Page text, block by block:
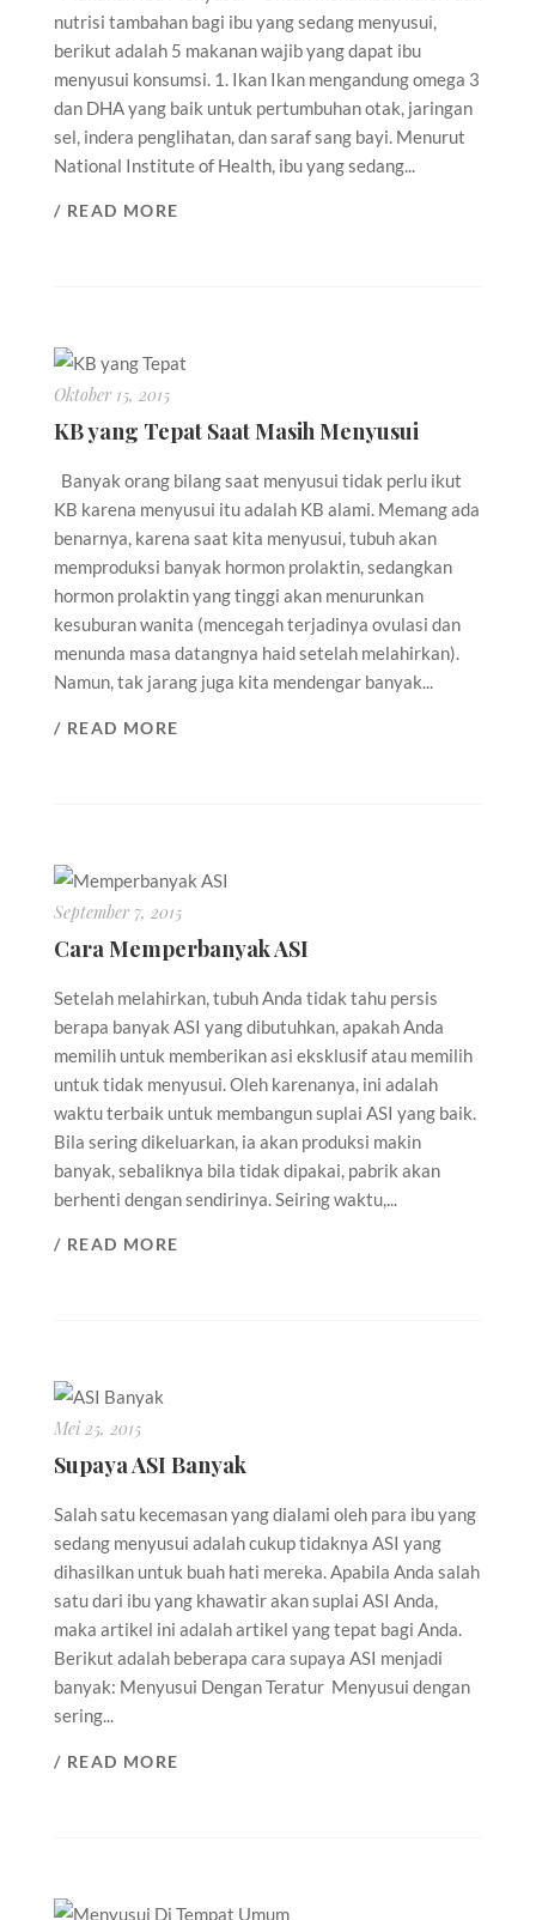
nutrisi tambahan bagi ibu yang sedang menyusui,
berikut adalah 5 makanan wajib yang dapat ibu
menyusui konsumsi. 1. Ikan Ikan mengandung omega 3
dan DHA yang baik untuk pertumbuhan otak, jaringan
sel, indera penglihatan, dan saraf sang bayi. Menurut
National Institute of Health, ibu yang sedang...
/ READ MORE
Oktober 15, 2015
KB yang Tepat Saat Masih Menyusui
Banyak orang bilang saat menyusui tidak perlu ikut
KB karena menyusui itu adalah KB alami. Memang ada
benarnya, karena saat kita menyusui, tubuh akan
memproduksi banyak hormon prolaktin, sedangkan
hormon prolaktin yang tinggi akan menurunkan
kesuburan wanita (mencegah terjadinya ovulasi dan
menunda masa datangnya haid setelah melahirkan).
Namun, tak jarang juga kita mendengar banyak...
/ READ MORE
September 7, 2015
Cara Memperbanyak ASI
Setelah melahirkan, tubuh Anda tidak tahu persis
berapa banyak ASI yang dibutuhkan, apakah Anda
memilih untuk memberikan asi eksklusif atau memilih
untuk tidak menyusui. Oleh karenanya, ini adalah
waktu terbaik untuk membangun suplai ASI yang baik.
Bila sering dikeluarkan, ia akan produksi makin
banyak, sebaliknya bila tidak dipakai, pabrik akan
berhenti dengan sendirinya. Seiring waktu,...
/ READ MORE
Mei 25, 2015
Supaya ASI Banyak
Salah satu kecemasan yang dialami oleh para ibu yang
sedang menyusui adalah cukup tidaknya ASI yang
dihasilkan untuk buah hati mereka. Apabila Anda salah
satu dari ibu yang khawatir akan suplai ASI Anda,
maka artikel ini adalah artikel yang tepat bagi Anda.
Berikut adalah beberapa cara supaya ASI menjadi
banyak: Menyusui Dengan Teratur Menyusui dengan
sering...
/ READ MORE